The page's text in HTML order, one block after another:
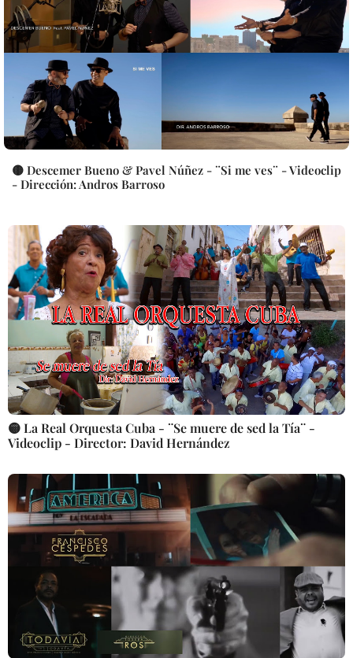
🟡 Descemer Bueno & Pavel Núñez - ¨Si me ves¨ - Videoclip
- Dirección: Andros Barroso
🟡 La Real Orquesta Cuba - ¨Se muere de sed la Tía¨ -
Videoclip - Director: David Hernández